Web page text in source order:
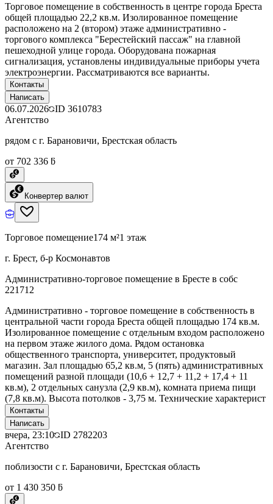
Торговое помещение в собственность в центре города Бреста
общей площадью 22,2 кв.м. Изолированное помещение
расположено на 2 (втором) этаже административно -
торгового комплекса "Берестейский пассаж" на главной
пешеходной улице города. Оборудована пожарная
сигнализация, установлены индивидуальные приборы учета
электроэнергии. Рассматриваются все варианты.
Контакты
Написать
06.07.2026 ID 3610783
Агентство
рядом с г. Барановичи, Брестская область
от 702 336 ƃ
Конвертер валют
Торговое помещение174 м²1 этаж
г. Брест, б-р Космонавтов
Административно-торговое помещение в Бресте в собс
221712
Административно - торговое помещение в собственность в
центральной части города Бреста общей площадью 174 кв.м.
Изолированное помещение с отдельным входом расположено
на первом этаже жилого дома. Рядом остановка
общественного транспорта, университет, продуктовый
магазин. Зал площадью 65,2 кв.м, 5 (пять) административных
помещений разной площади (10,6 + 12,7 + 11,2 + 17,4 + 11
кв.м), 2 отдельных санузла (2,9 кв.м), комната приема пищи
(7,8 кв.м). Высота потолков - 3,75 м. Технические характерист
Контакты
Написать
вчера, 23:10 ID 2782203
Агентство
поблизости с г. Барановичи, Брестская область
от 1 430 350 ƃ